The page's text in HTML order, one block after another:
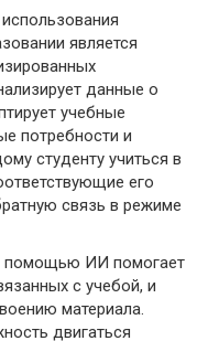
является
данные о
учебные
потребности и
студенту учиться в
его
связь в режиме
помощью ИИ помогает
с учебой, и
материала.
двигаться